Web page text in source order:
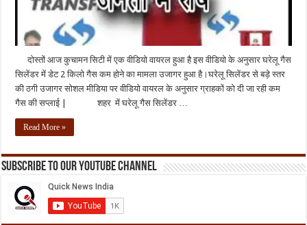
दोस्तों आज कुचामन सिटी में एक वीडियो वायरल हुआ है इस वीडियो के अनुसार घरेलू गैस
सिलेंडर में डेट 2 किलो गैस कम होने का मामला उजागर हुआ है।घरेलू सिलेंडर से बड़े स्तर
की ठगी उजागर सोशल मीडिया पर वीडियो वायरल के अनुसार ग्राहकों को दी जा रही कम
गैस की सप्लाई | शहर में घरेलू गैस सिलेंडर …
Read More »
Subscribe to our Youtube Channel